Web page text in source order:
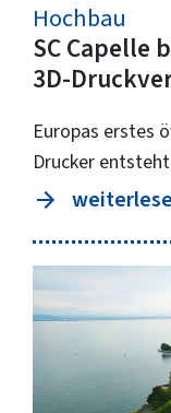
Hochbau
SC Capelle
3D-
Europas erstes
Drucker